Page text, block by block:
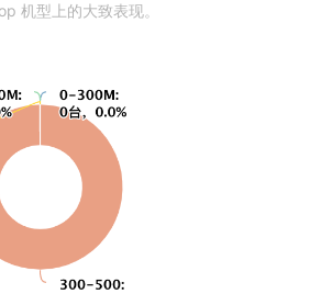
机型上的大致表现。